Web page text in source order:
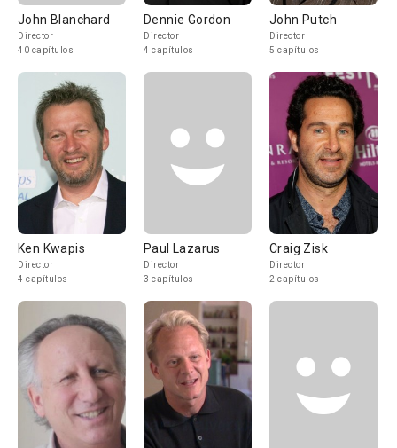
John Blanchard
Director
40 capítulos
Dennie Gordon
Director
4 capítulos
John Putch
Director
5 capítulos
Ken Kwapis
Director
4 capítulos
Paul Lazarus
Director
3 capítulos
Craig Zisk
Director
2 capítulos